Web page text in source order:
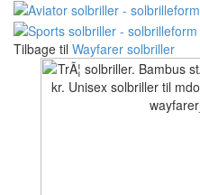
Tilbage til Wayfarer solbriller